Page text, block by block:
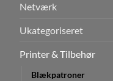
Netværk
Ukategoriseret
Printer & Tilbehør
Blækpatroner